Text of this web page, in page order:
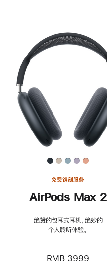
免费镌刻服务
AirPods Max 2
绝赞的包耳式耳机，绝妙的
个人聆听体验。
RMB 3999